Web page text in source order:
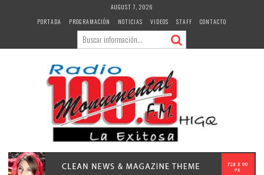
AUGUST 7, 2026
PORTADA
PROGRAMACIÓN NOTICIAS VIDEOS STAFF CONTACTO